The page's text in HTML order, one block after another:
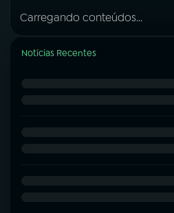
Carregando conteúdos...
Notícias Recentes